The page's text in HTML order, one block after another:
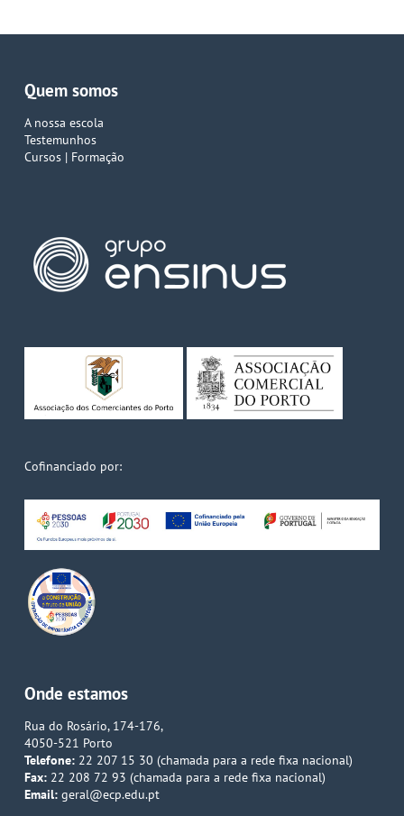
Quem somos
A nossa escola
Testemunhos
Cursos | Formação
Cofinanciado por:
Onde estamos
Rua do Rosário, 174-176,
4050-521 Porto
Telefone:22 207 15 30 (chamada para a rede fixa nacional)
Fax:22 208 72 93 (chamada para a rede fixa nacional)
Email: geral@ecp.edu.pt